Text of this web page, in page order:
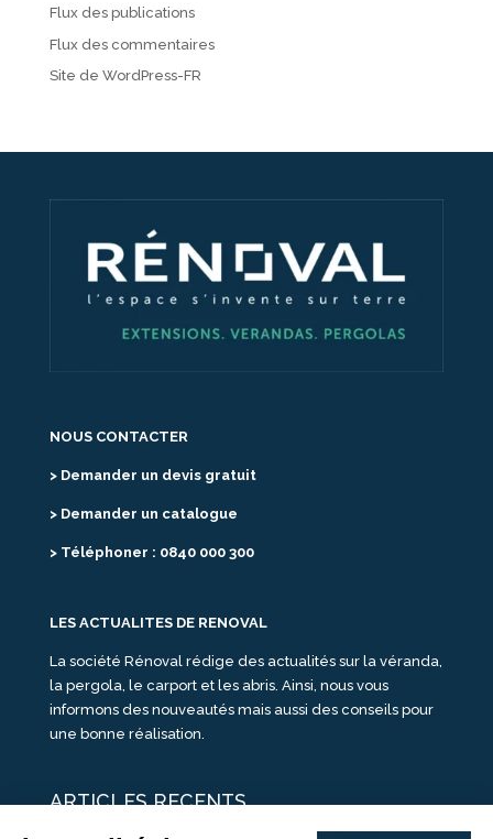
Flux des publications
Flux des commentaires
Site de WordPress-FR
NOUS CONTACTER
> Demander un devis gratuit
> Demander un catalogue
> Téléphoner : 0840 000 300
LES ACTUALITES DE RENOVAL
La société Rénoval rédige des actualités sur la véranda,
la pergola, le carport et les abris. Ainsi, nous vous
informons des nouveautés mais aussi des conseils pour
une bonne réalisation.
ARTICLES RECENTS
25 idées de vérandas design